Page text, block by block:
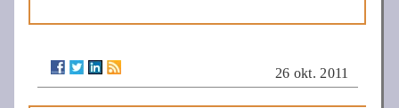
26 okt. 2011